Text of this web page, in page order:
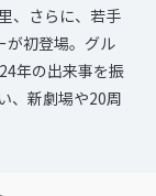
、さらに、若手
が初登場。グル
年の出来事を振
、新劇場や20周